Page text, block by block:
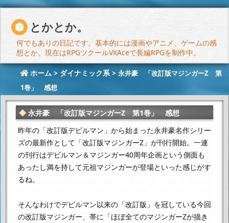
とかとか。
何でもありの日記です。基本的には漫画やアニメ、ゲームの感
想とか。現在はRPGツクールVXAceで長編RPGを制作中。
ホーム > ダイナミック系> 永井豪 「改訂版マジンガーZ 第
1巻」 感想
永井豪 「改訂版マジンガーZ 第1巻」 感想
昨年の「改訂版デビルマン」から始まった永井豪名作シリー
ズの最新作として「改訂版マジンガーZ」が刊行開始。 一連
の刊行はデビルマン＆マジンガー40周年企画という側面も
あったし満を持して元祖マジンガーが登場といった感じがす
るね。
そんなわけでデビルマン以来の「改訂版」を冠している今回
の改訂版マジンガー、 帯に「ほぼ全てのマジンガーZが描き